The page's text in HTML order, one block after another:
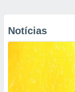
Notícias